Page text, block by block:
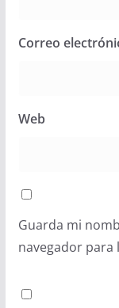
Correo
Web
Guarda mi
navegador para